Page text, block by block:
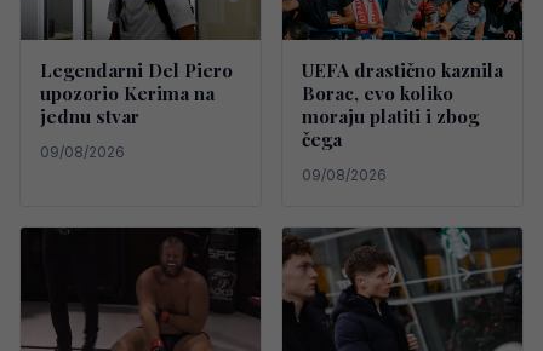
Legendarni Del Piero
upozorio Kerima na
jednu stvar
09/08/2026
UEFA drastično kaznila
Borac, evo koliko
moraju platiti i zbog
čega
09/08/2026